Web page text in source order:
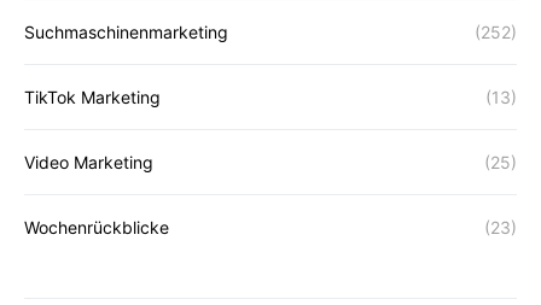
Suchmaschinenmarketing (252)
TikTok Marketing (13)
Video Marketing (25)
Wochenrückblicke (23)